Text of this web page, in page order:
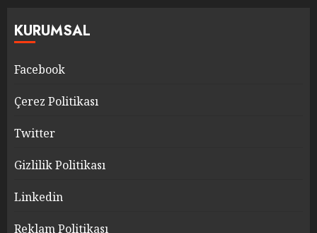
KURUMSAL
Facebook
Çerez Politikası
Twitter
Gizlilik Politikası
Linkedin
Reklam Politikası